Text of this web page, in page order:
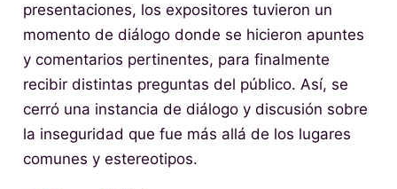
presentaciones, los expositores tuvieron un
momento de diálogo donde se hicieron apuntes
y comentarios pertinentes, para finalmente
recibir distintas preguntas del público. Así, se
cerró una instancia de diálogo y discusión sobre
la inseguridad que fue más allá de los lugares
comunes y estereotipos.